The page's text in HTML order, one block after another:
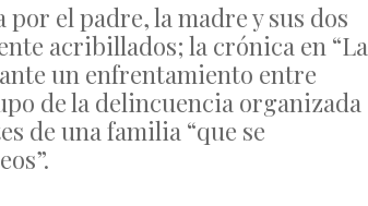
el padre, la madre y sus dos
acribillados; la crónica en “La
un enfrentamiento entre
de la delincuencia organizada
de una familia “que se